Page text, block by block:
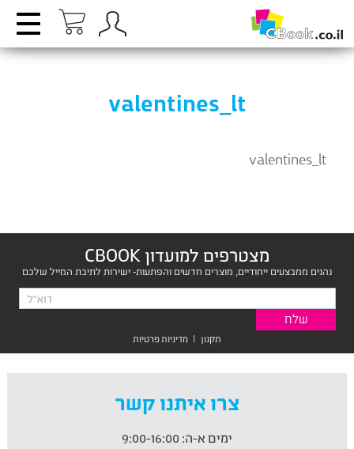
valentines_lt
valentines_lt
מצטרפים למועדון CBOOK
נהנים ממבצעים ייחודיים, מוצרים חדשים והפתעות- ישירות לתיבת המייל שלכם
תקנון | מדיניות פרטיות
צרו איתנו קשר
ימים א-ה: